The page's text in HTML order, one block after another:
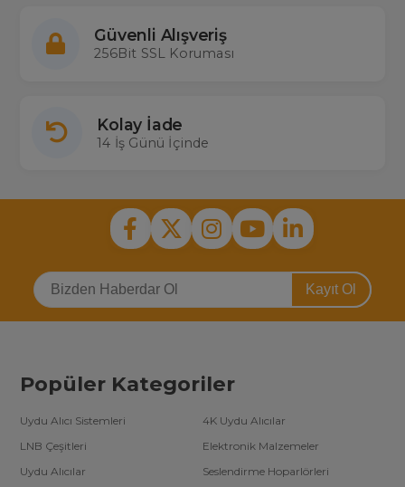
Güvenli Alışveriş
256Bit SSL Koruması
Kolay İade
14 İş Günü İçinde
Kayıt Ol
Popüler Kategoriler
Uydu Alıcı Sistemleri
4K Uydu Alıcılar
LNB Çeşitleri
Elektronik Malzemeler
Uydu Alıcılar
Seslendirme Hoparlörleri